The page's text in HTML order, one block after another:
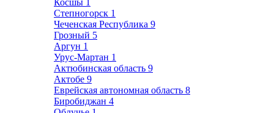
Косшы 1
Степногорск 1
Чеченская Республика 9
Грозный 5
Аргун 1
Урус-Мартан 1
Актюбинская область 9
Актобе 9
Еврейская автономная область 8
Биробиджан 4